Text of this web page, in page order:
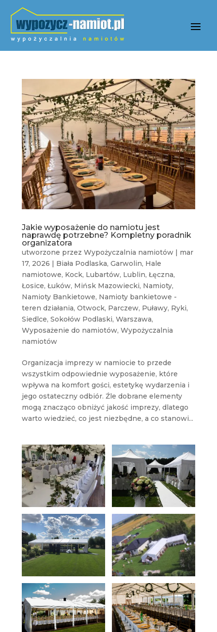
Jakie wyposażenie do namiotu jest
naprawdę potrzebne? Kompletny poradnik
organizatora
utworzone przez Wypożyczalnia namiotów| mar
17, 2026 | Biała Podlaska, Garwolin, Hale
namiotowe, Kock, Lubartów, Lublin, Łęczna,
Łosice, Łuków, Mińsk Mazowiecki, Namioty,
Namioty Bankietowe, Namioty bankietowe -
teren działania, Otwock, Parczew, Puławy, Ryki,
Siedlce, Sokołów Podlaski, Warszawa,
Wyposażenie do namiotów, Wypożyczalnia
namiotów
Organizacja imprezy w namiocie to przede
wszystkim odpowiednie wyposażenie, które
wpływa na komfort gości, estetykę wydarzenia i
jego ostateczny odbiór. Źle dobrane elementy
mogą znacząco obniżyć jakość imprezy, dlatego
warto wiedzieć, co jest niezbędne, a co stanowi...